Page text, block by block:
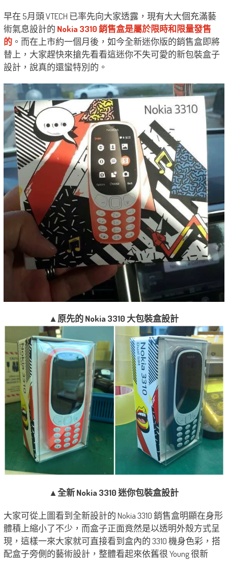
早在 5月頭 VTECH 已率先向大家透露，現有大大個充滿藝
術氣息設計的 Nokia 3310 銷售盒是屬於限時和限量發售
的。而在上市約一個月後，如今全新迷你版的銷售盒即將
替上，大家趕快來搶先看看這迷你不失可愛的新包裝盒子
設計，說真的還蠻特別的。
▲原先的 Nokia 3310 大包裝盒設計
▲全新 Nokia 3310 迷你包裝盒設計
大家可從上圖看到全新設計的 Nokia 3310 銷售盒明顯在身形
體積上縮小了不少，而盒子正面竟然是以透明外殼方式呈
現，這樣一來大家就可直接看到盒內的 3310 機身色彩，搭
配盒子旁側的藝術設計，整體看起來依舊很 Young 很新